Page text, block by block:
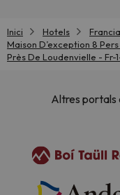
Inici Hotels Francia
Maison D’exception 8
Près De Loudenvielle - Fr-
Altres portals